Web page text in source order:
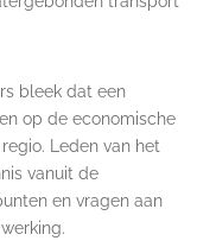
bleek dat een
op de economische
Leden van het
vanuit de
en vragen aan